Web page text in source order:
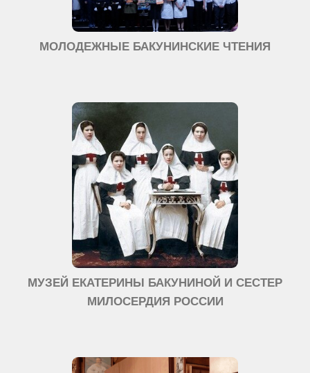
МОЛОДЕЖНЫЕ БАКУНИНСКИЕ ЧТЕНИЯ
МУЗЕЙ ЕКАТЕРИНЫ БАКУНИНОЙ И СЕСТЕР
МИЛОСЕРДИЯ РОССИИ